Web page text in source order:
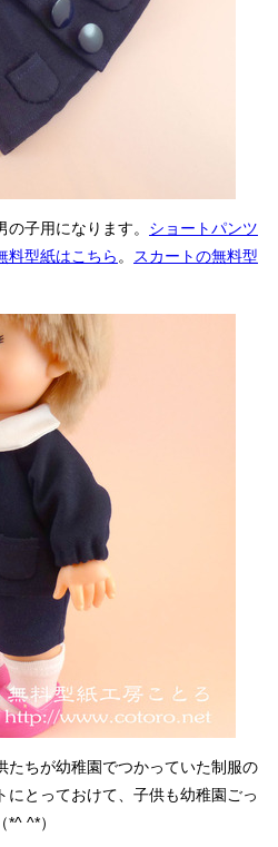
子用になります。 ショートパンツ
料型紙はこちら 。
スカートの無料型
たちが幼稚園でつかっていた制服の
にとっておけて、子供も幼稚園ごっ
^*）